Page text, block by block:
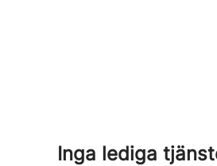
Inga lediga